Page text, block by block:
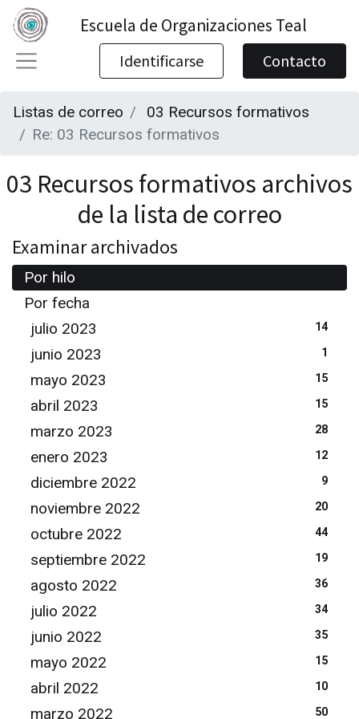
Escuela de Organizaciones Teal
Identificarse Contacto
Listas de correo
03 Recursos formativos
Re: 03 Recursos formativos
03 Recursos formativos archivos
de la lista de correo
Examinar archivados
Por hilo
Por fecha
julio 2023
14
junio 2023 1
mayo 2023 15
abril 2023 15
marzo 2023 28
enero 2023 12
diciembre 2022 9
noviembre 2022 20
octubre 2022 44
septiembre 2022 19
agosto 2022 36
julio 2022 34
junio 2022 35
mayo 2022 15
abril 2022 10
marzo 2022 50